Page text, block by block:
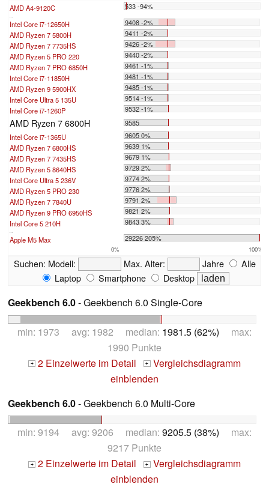
AMD A4-9120C 533 -94%
...
Intel Core i7-12650H
9408 -2%
AMD Ryzen 7 5800H
9411 -2%
AMD Ryzen 7 7735HS
9426 -2%
AMD Ryzen 5 PRO 220
9440 -2%
AMD Ryzen 7 PRO 6850H
9461 -1%
Intel Core i7-11850H
9481 -1%
AMD Ryzen 9 5900HX
9485 -1%
Intel Core Ultra 5 135U
9514 -1%
Intel Core i7-1260P
9532 -1%
AMD Ryzen 7 6800H
9585
Intel Core i7-1365U
9605 0%
AMD Ryzen 7 6800HS
9639 1%
AMD Ryzen 7 7435HS
9679 1%
AMD Ryzen 5 8640HS
9729 2%
Intel Core Ultra 5 236V
9774 2%
AMD Ryzen 5 PRO 230
9776 2%
AMD Ryzen 7 7840U
9791 2%
AMD Ryzen 9 PRO 6950HS
9821 2%
Intel Core 5 210H
9843 3%
...
Apple M5 Max 29226 205%
0% 100%
Suchen: Modell: Max. Alter: Jahre
Alle
Laptop
Smartphone Desktop
Geekbench 6.0- Geekbench 6.0 Single-Core
min: 1973 avg: 1982 median: 1981.5 (62%) max:
1990 Punkte
+ 2 Einzelwerte im Detail + Vergleichsdiagramm
einblenden
Geekbench 6.0- Geekbench 6.0 Multi-Core
min: 9194 avg: 9206 median: 9205.5 (38%) max:
9217 Punkte
+ 2 Einzelwerte im Detail + Vergleichsdiagramm
einblenden